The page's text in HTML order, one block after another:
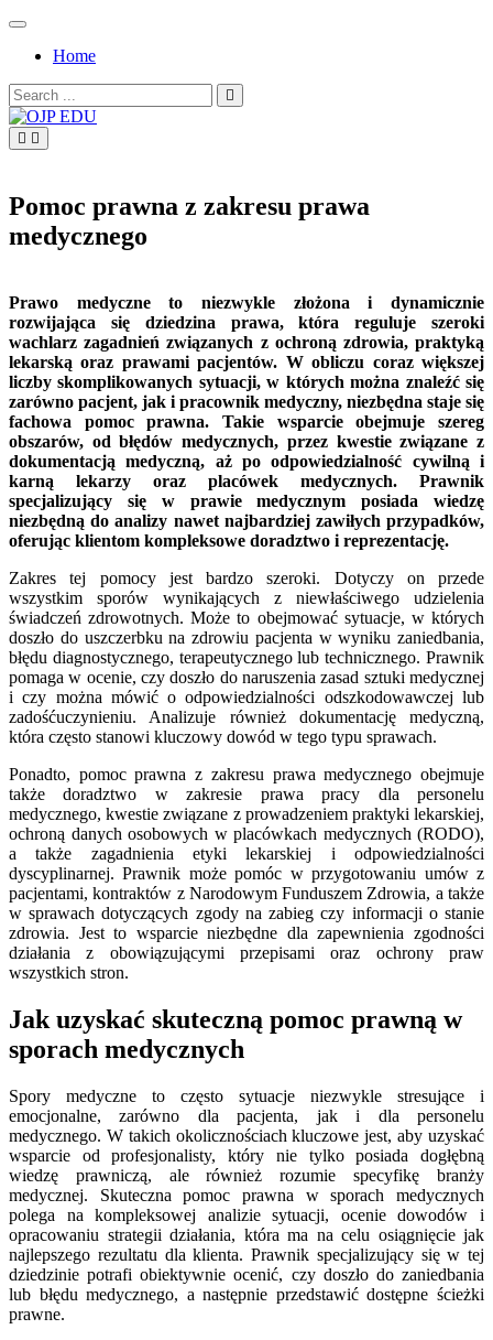
Skip
contentHome
Search
for:
Pomoc prawna z zakresu prawa
medycznego
Prawo medyczne to niezwykle złożona i dynamicznie
rozwijająca się dziedzina prawa, która reguluje szeroki
wachlarz zagadnień związanych z ochroną zdrowia, praktyką
lekarską oraz prawami pacjentów. W obliczu coraz większej
liczby skomplikowanych sytuacji, w których można znaleźć się
zarówno pacjent, jak i pracownik medyczny, niezbędna staje się
fachowa pomoc prawna. Takie wsparcie obejmuje szereg
obszarów, od błędów medycznych, przez kwestie związane z
dokumentacją medyczną, aż po odpowiedzialność cywilną i
karną lekarzy oraz placówek medycznych. Prawnik
specjalizujący się w prawie medycznym posiada wiedzę
niezbędną do analizy nawet najbardziej zawiłych przypadków,
oferując klientom kompleksowe doradztwo i reprezentację.
Zakres tej pomocy jest bardzo szeroki. Dotyczy on przede
wszystkim sporów wynikających z niewłaściwego udzielenia
świadczeń zdrowotnych. Może to obejmować sytuacje, w których
doszło do uszczerbku na zdrowiu pacjenta w wyniku zaniedbania,
błędu diagnostycznego, terapeutycznego lub technicznego. Prawnik
pomaga w ocenie, czy doszło do naruszenia zasad sztuki medycznej
i czy można mówić o odpowiedzialności odszkodowawczej lub
zadośćuczynieniu. Analizuje również dokumentację medyczną,
która często stanowi kluczowy dowód w tego typu sprawach.
Ponadto, pomoc prawna z zakresu prawa medycznego obejmuje
także doradztwo w zakresie prawa pracy dla personelu
medycznego, kwestie związane z prowadzeniem praktyki lekarskiej,
ochroną danych osobowych w placówkach medycznych (RODO),
a także zagadnienia etyki lekarskiej i odpowiedzialności
dyscyplinarnej. Prawnik może pomóc w przygotowaniu umów z
pacjentami, kontraktów z Narodowym Funduszem Zdrowia, a także
w sprawach dotyczących zgody na zabieg czy informacji o stanie
zdrowia. Jest to wsparcie niezbędne dla zapewnienia zgodności
działania z obowiązującymi przepisami oraz ochrony praw
wszystkich stron.
Jak uzyskać skuteczną pomoc prawną w
sporach medycznych
Spory medyczne to często sytuacje niezwykle stresujące i
emocjonalne, zarówno dla pacjenta, jak i dla personelu
medycznego. W takich okolicznościach kluczowe jest, aby uzyskać
wsparcie od profesjonalisty, który nie tylko posiada dogłębną
wiedzę prawniczą, ale również rozumie specyfikę branży
medycznej. Skuteczna pomoc prawna w sporach medycznych
polega na kompleksowej analizie sytuacji, ocenie dowodów i
opracowaniu strategii działania, która ma na celu osiągnięcie jak
najlepszego rezultatu dla klienta. Prawnik specjalizujący się w tej
dziedzinie potrafi obiektywnie ocenić, czy doszło do zaniedbania
lub błędu medycznego, a następnie przedstawić dostępne ścieżki
prawne.